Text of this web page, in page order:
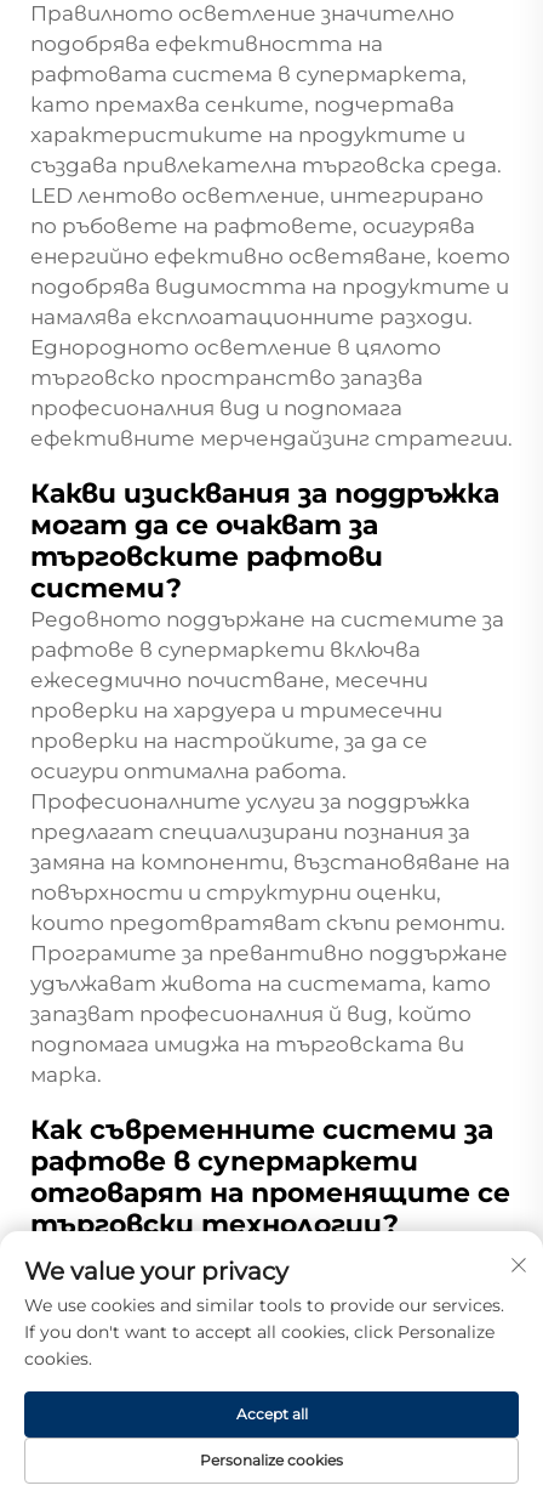
Правилното осветление значително
подобрява ефективността на
рафтовата система в супермаркета,
като премахва сенките, подчертава
характеристиките на продуктите и
създава привлекателна търговска среда.
LED лентово осветление, интегрирано
по ръбовете на рафтовете, осигурява
енергийно ефективно осветяване, което
подобрява видимостта на продуктите и
намалява експлоатационните разходи.
Еднородното осветление в цялото
търговско пространство запазва
професионалния вид и подпомага
ефективните мерчендайзинг стратегии.
Какви изисквания за поддръжка
могат да се очакват за
търговските рафтови
системи?
Редовното поддържане на системите за
рафтове в супермаркети включва
ежеседмично почистване, месечни
проверки на хардуера и тримесечни
проверки на настройките, за да се
осигури оптимална работа.
Професионалните услуги за поддръжка
предлагат специализирани познания за
замяна на компоненти, възстановяване на
повърхности и структурни оценки,
които предотвратяват скъпи ремонти.
Програмите за превантивно поддържане
удължават живота на системата, като
запазват професионалния й вид, който
подпомага имиджа на търговската ви
марка.
Как съвременните системи за
рафтове в супермаркети
отговарят на променящите се
търговски технологии?
Съвременните проекти за рафтове в
супермаркети включват интегрирано
разпределение на електроенергия,
системи за монтиране на цифрови
поддържат електронни етикети за
рафтове, рекламни екрани и
интерактивни технологии. Тази
We value your privacy
We use cookies and similar tools to provide our services.
If you don't want to accept all cookies, click Personalize
cookies.
Personalize cookies
Accept all